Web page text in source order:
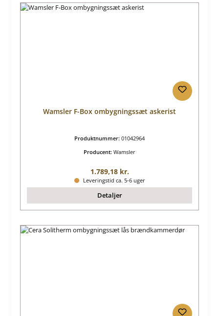
Wamsler F-Box ombygningssæt askerist
Produktnummer: 01042964
Producent: Wamsler
Almindelig pris:
1.789,18 kr.
Leveringstid ca. 5-6 uger
Detaljer